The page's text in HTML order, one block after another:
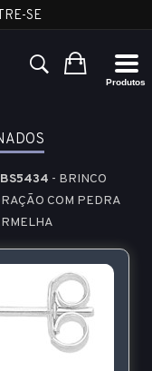
SE
BS5434 - BRINCO
COM PEDRA